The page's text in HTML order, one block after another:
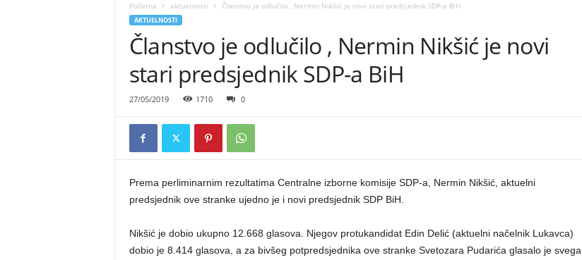
Početna aktuelnosti Članstvo je odlučilo , Nermin Nikšić je novi stari predsjednik SDP-a BiH
AKTUELNOSTI
Članstvo je odlučilo , Nermin Nikšić je novi
stari predsjednik SDP-a BiH
27/05/2019 1710 0
Prema perliminarnim rezultatima Centralne izborne komisije SDP-a, Nermin Nikšić, aktuelni
predsjednik ove stranke ujedno je i novi predsjednik SDP BiH.
Nikšić je dobio ukupno 12.668 glasova. Njegov protukandidat Edin Delić (aktuelni načelnik Lukavca)
dobio je 8.414 glasova, a za bivšeg potpredsjednika ove stranke Svetozara Pudarića glasalo je svega